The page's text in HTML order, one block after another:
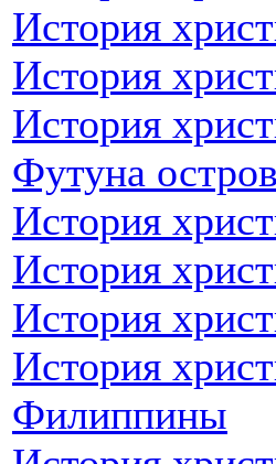
История
История
История
Футуна
История
История
История
История
Филиппины